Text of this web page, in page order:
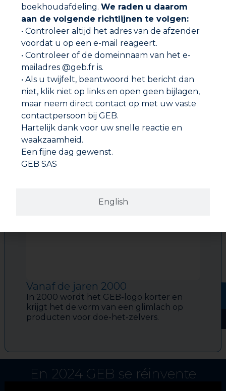
Vanaf de jaren 80
In 1981 werd het GEB-logo geïntroduceerd,
dat te vinden is op producten voor
loodgieters en verwarmingsinstallateurs.
Vanaf de jaren 2000
In 2000 wordt het GEB-logo korter en
krijgt het de vorm van een glimlach op
producten voor doe-het-zelvers.
En 2024 GEB se réinvente
English
boekhoudafdeling. We raden u daarom
aan de volgende richtlijnen te volgen:
• Controleer altijd het adres van de afzender
voordat u op een e-mail reageert.
• Controleer of de domeinnaam van het e-
mailadres @geb.fr is.
• Als u twijfelt, beantwoord het bericht dan
niet, klik niet op links en open geen bijlagen,
maar neem direct contact op met uw vaste
contactpersoon bij GEB.
Hartelijk dank voor uw snelle reactie en
waakzaamheid.
Een fijne dag gewenst.
GEB SAS